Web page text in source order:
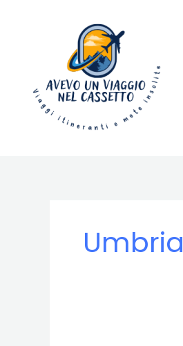
Umbria